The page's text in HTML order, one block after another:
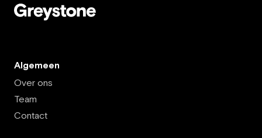
Algemeen
Over ons
Team
Contact